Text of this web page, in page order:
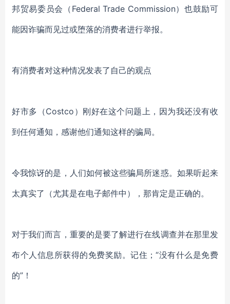
邦贸易委员会（ Federal Trade Commission）也鼓励可
能因诈骗而见过或堕落的消费者进行举报。
有消费者对这种情况发表了自己的观点
好市多（Costco）刚好在这个问题上，因为我还没有收
到任何通知，感谢他们通知这样的骗局。
令我惊讶的是，人们如何被这些骗局所迷惑。如果听起来
太真实了（尤其是在电子邮件中），那肯定是正确的。
对于我们而言，重要的是要了解进行在线调查并在那里发
布个人信息所获得的免费奖励。记住；“没有什么是免费
的”！